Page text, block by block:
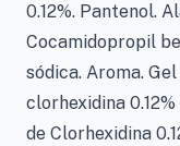
0.12%. Pantenol.
Cocamidopropil
sódica. Aroma.
clorhexidina
de Clorhexidina